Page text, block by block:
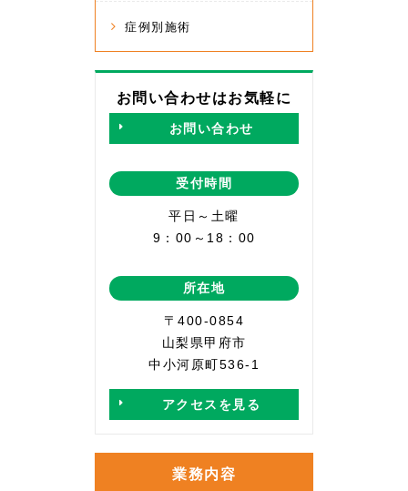
症例別施術
お問い合わせはお気軽に
お問い合わせ
受付時間
平日～土曜
9：00～18：00
所在地
〒400-0854
山梨県甲府市
中小河原町536-1
アクセスを見る
業務内容